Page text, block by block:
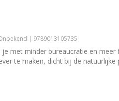
| 9789013105735
met minder bureaucratie en
te maken, dicht bij de natuurlijke